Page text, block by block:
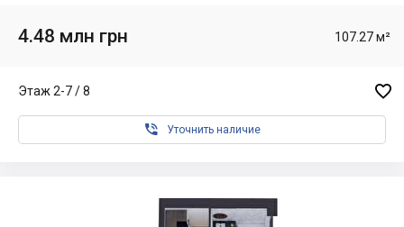
4.48 млн грн 107.27 м²
Этаж 2-7 / 8 
 Уточнить наличие